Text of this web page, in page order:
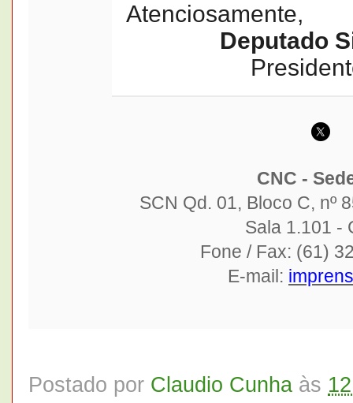
Atenciosamente,
Deputado
CNC -
SCN Qd. 01, Bloco C, nº
Sala 1.101 -
Fone / Fax: (61)
E-mail:
Postado por Claudio Cunha às